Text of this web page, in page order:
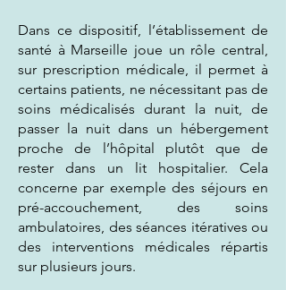
Dans ce dispositif, l’établissement de
santé à Marseille joue un rôle central,
sur prescription médicale, il permet à
certains patients, ne nécessitant pas de
soins médicalisés durant la nuit, de
passer la nuit dans un hébergement
proche de l’hôpital plutôt que de
rester dans un lit hospitalier. Cela
concerne par exemple des séjours en
pré-accouchement, des soins
ambulatoires, des séances itératives ou
des interventions médicales répartis
sur plusieurs jours.